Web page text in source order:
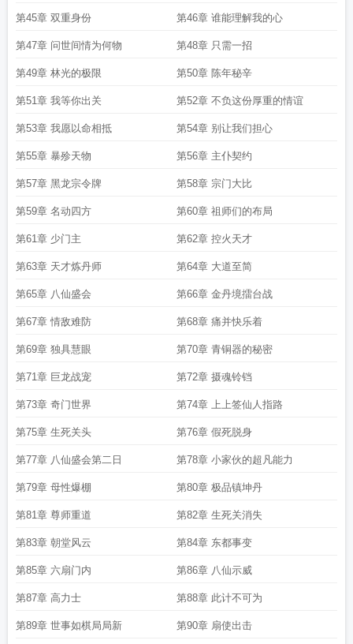
第45章 双重身份 第46章 谁能理解我的心
第47章 问世间情为何物 第48章 只需一招
第49章 林光的极限 第50章 陈年秘辛
第51章 我等你出关 第52章 不负这份厚重的情谊
第53章 我愿以命相抵 第54章 别让我们担心
第55章 暴殄天物 第56章 主仆契约
第57章 黑龙宗令牌 第58章 宗门大比
第59章 名动四方 第60章 祖师们的布局
第61章 少门主 第62章 控火天才
第63章 天才炼丹师 第64章 大道至简
第65章 八仙盛会 第66章 金丹境擂台战
第67章 情敌难防 第68章 痛并快乐着
第69章 独具慧眼 第70章 青铜器的秘密
第71章 巨龙战宠 第72章 摄魂铃铛
第73章 奇门世界 第74章 上上签仙人指路
第75章 生死关头 第76章 假死脱身
第77章 八仙盛会第二日 第78章 小家伙的超凡能力
第79章 母性爆棚 第80章 极品镇坤丹
第81章 尊师重道 第82章 生死关消失
第83章 朝堂风云 第84章 东都事变
第85章 六扇门内 第86章 八仙示威
第87章 高力士 第88章 此计不可为
第89章 世事如棋局局新 第90章 扇使出击